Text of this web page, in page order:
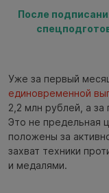
После
Уже за первый
единовременной
2,2 млн рублей, а
Это не предельная
положены за
захват техники
и медалями.